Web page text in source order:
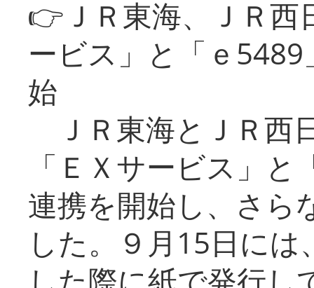
👉ＪＲ東海、ＪＲ
ービス」と「ｅ
始
ＪＲ東海とＪＲ西
「ＥＸサービス」
連携を開始し、さら
した。９月15日に